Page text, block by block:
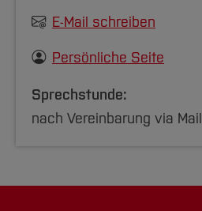
E-Mail schreiben
Persönliche Seite
Sprechstunde:
nach Vereinbarung via Mail